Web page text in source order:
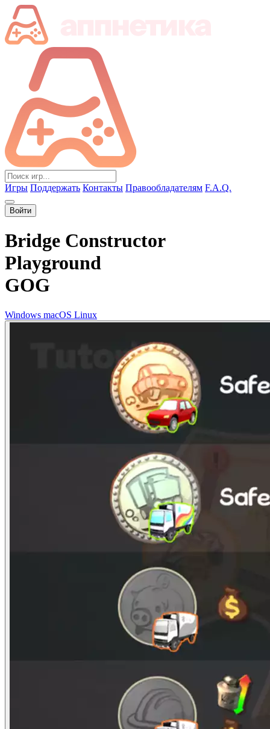
Игры Поддержать Контакты Правообладателям F.A.Q.
Войти
Bridge Constructor
Playground
GOG
Windows macOS Linux